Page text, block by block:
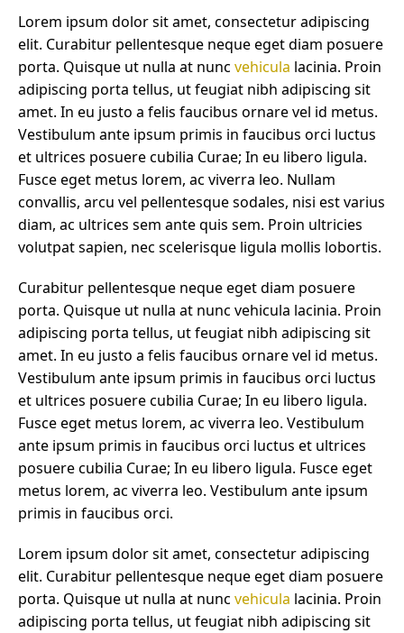
Lorem ipsum dolor sit amet, consectetur adipiscing
elit. Curabitur pellentesque neque eget diam posuere
porta. Quisque ut nulla at nunc vehicula lacinia. Proin
adipiscing porta tellus, ut feugiat nibh adipiscing sit
amet. In eu justo a felis faucibus ornare vel id metus.
Vestibulum ante ipsum primis in faucibus orci luctus
et ultrices posuere cubilia Curae; In eu libero ligula.
Fusce eget metus lorem, ac viverra leo. Nullam
convallis, arcu vel pellentesque sodales, nisi est varius
diam, ac ultrices sem ante quis sem. Proin ultricies
volutpat sapien, nec scelerisque ligula mollis lobortis.
Curabitur pellentesque neque eget diam posuere
porta. Quisque ut nulla at nunc vehicula lacinia. Proin
adipiscing porta tellus, ut feugiat nibh adipiscing sit
amet. In eu justo a felis faucibus ornare vel id metus.
Vestibulum ante ipsum primis in faucibus orci luctus
et ultrices posuere cubilia Curae; In eu libero ligula.
Fusce eget metus lorem, ac viverra leo. Vestibulum
ante ipsum primis in faucibus orci luctus et ultrices
posuere cubilia Curae; In eu libero ligula. Fusce eget
metus lorem, ac viverra leo. Vestibulum ante ipsum
primis in faucibus orci.
Lorem ipsum dolor sit amet, consectetur adipiscing
elit. Curabitur pellentesque neque eget diam posuere
porta. Quisque ut nulla at nunc vehicula lacinia. Proin
adipiscing porta tellus, ut feugiat nibh adipiscing sit